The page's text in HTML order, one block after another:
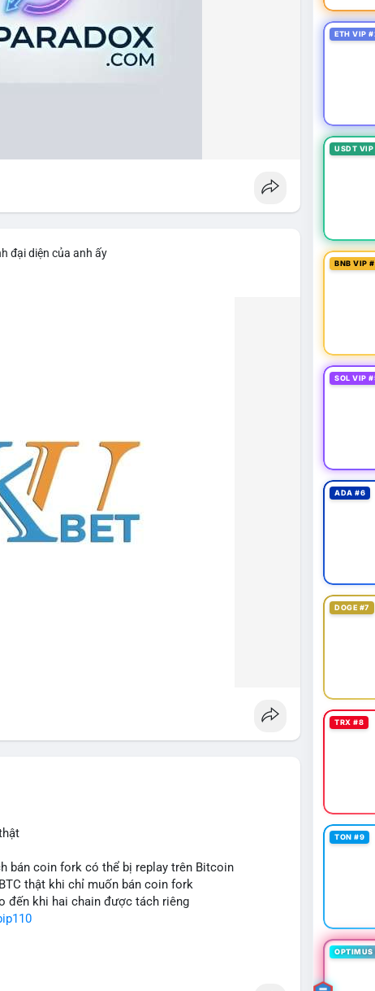
đại diện của anh ấy
bán coin fork có thể bị replay trên Bitcoin
thật khi chỉ muốn bán coin fork
đến khi hai chain được tách riêng
ETH VIP
USDT
BNB VIP
SOL VIP
ADA #6
DOGE #7
TRX #8
TON #9
OPTIMUS